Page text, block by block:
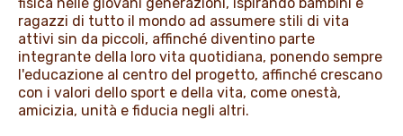
ragazzi di tutto il mondo ad assumere stili di vita
attivi sin da piccoli, affinché diventino parte
integrante della loro vita quotidiana, ponendo sempre
l'educazione al centro del progetto, affinché crescano
con i valori dello sport e della vita, come onestà,
amicizia, unità e fiducia negli altri.